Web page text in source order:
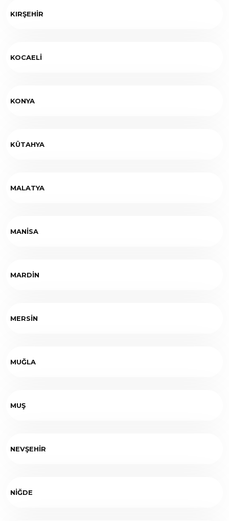
KIRŞEHİR
KOCAELİ
KONYA
KÜTAHYA
MALATYA
MANİSA
MARDİN
MERSİN
MUĞLA
MUŞ
NEVŞEHİR
NİĞDE